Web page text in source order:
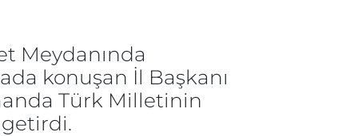
Meydanında
konuşan İl Başkanı
Türk Milletinin
getirdi.